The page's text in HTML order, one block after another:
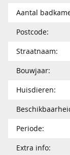
Aantal
Postcode:
Straatnaam:
Bouwjaar:
Huisdieren:
Periode:
Extra info: